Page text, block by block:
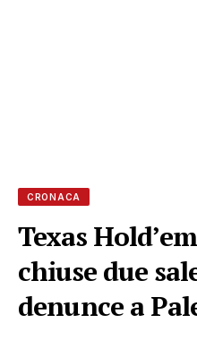
CRONACA
Texas
chiuse due
denunce a